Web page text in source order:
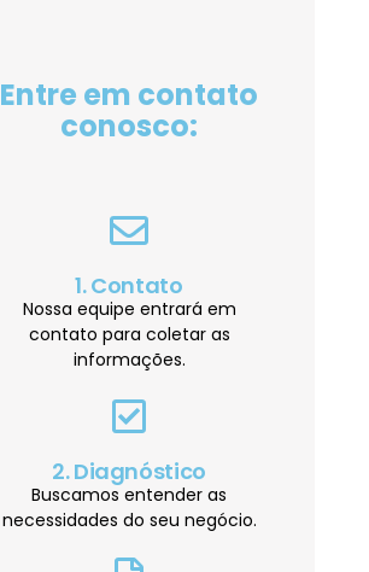
Entre em contato
conosco:
1. Contato
Nossa equipe entrará em
contato para coletar as
informações.
2. Diagnóstico
Buscamos entender as
necessidades do seu negócio.